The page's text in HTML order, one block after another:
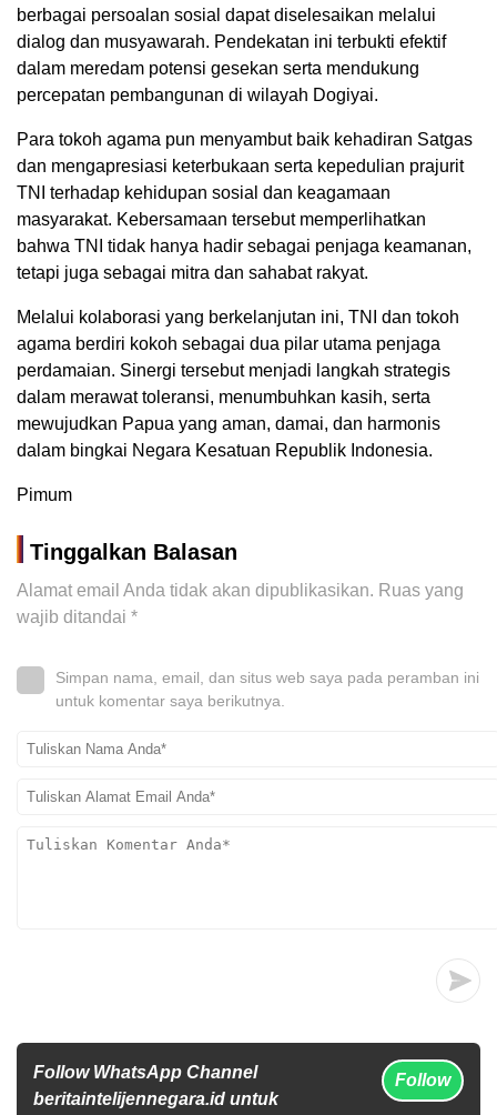
berbagai persoalan sosial dapat diselesaikan melalui
dialog dan musyawarah. Pendekatan ini terbukti efektif
dalam meredam potensi gesekan serta mendukung
percepatan pembangunan di wilayah Dogiyai.
Para tokoh agama pun menyambut baik kehadiran Satgas
dan mengapresiasi keterbukaan serta kepedulian prajurit
TNI terhadap kehidupan sosial dan keagamaan
masyarakat. Kebersamaan tersebut memperlihatkan
bahwa TNI tidak hanya hadir sebagai penjaga keamanan,
tetapi juga sebagai mitra dan sahabat rakyat.
Melalui kolaborasi yang berkelanjutan ini, TNI dan tokoh
agama berdiri kokoh sebagai dua pilar utama penjaga
perdamaian. Sinergi tersebut menjadi langkah strategis
dalam merawat toleransi, menumbuhkan kasih, serta
mewujudkan Papua yang aman, damai, dan harmonis
dalam bingkai Negara Kesatuan Republik Indonesia.
Pimum
Tinggalkan Balasan
Alamat email Anda tidak akan dipublikasikan. Ruas yang
wajib ditandai *
Simpan nama, email, dan situs web saya pada peramban ini
untuk komentar saya berikutnya.
Follow WhatsApp Channel
beritaintelijennegara.id untuk
Follow